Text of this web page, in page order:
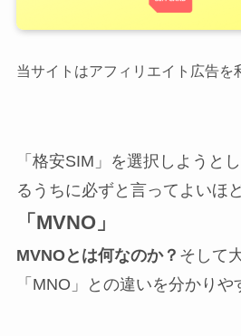
当サイトはアフィリエイト広告を
「格安SIM」を選択しようと
るうちに必ずと言ってよいほ
「MVNO」
MVNOとは何なのか？ そして
「MNO」との違いを分かりや